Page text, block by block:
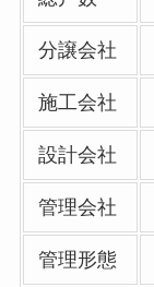
分譲会社
施工会社
設計会社
管理会社
管理形態